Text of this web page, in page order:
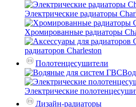
Электрические радиаторы
Хромированные радиаторы
радиаторов Charleston
Полотенцесушители
Электрические
Дизайн-радиаторы